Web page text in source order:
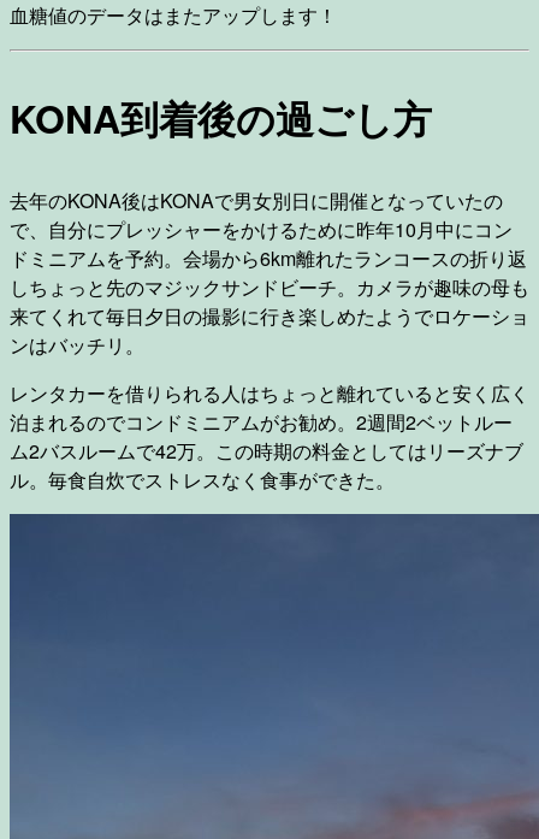
血糖値のデータはまたアップします！
KONA到着後の過ごし方
去年のKONA後はKONAで男女別日に開催となっていたの
で、自分にプレッシャーをかけるために昨年10月中にコン
ドミニアムを予約。会場から6km離れたランコースの折り返
しちょっと先のマジックサンドビーチ。カメラが趣味の母も
来てくれて毎日夕日の撮影に行き楽しめたようでロケーショ
ンはバッチリ。
レンタカーを借りられる人はちょっと離れていると安く広く
泊まれるのでコンドミニアムがお勧め。2週間2ベットルー
ム2バスルームで42万。この時期の料金としてはリーズナブ
ル。毎食自炊でストレスなく食事ができた。